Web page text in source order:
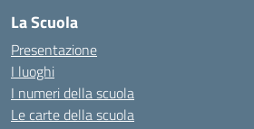
La Scuola
Presentazione
I luoghi
I numeri della scuola
Le carte della scuola